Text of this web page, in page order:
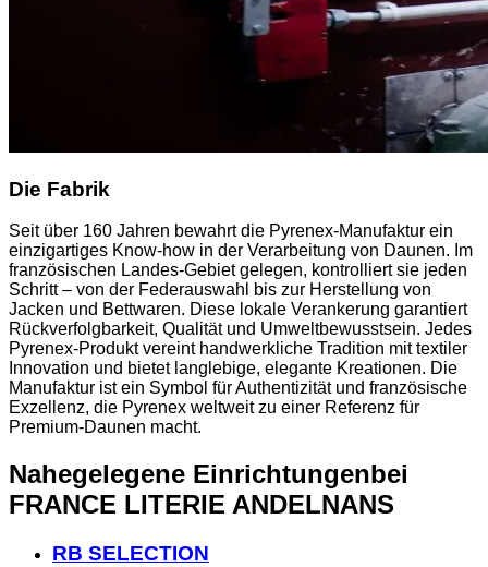
Die Fabrik
Seit über 160 Jahren bewahrt die Pyrenex-Manufaktur ein
einzigartiges Know-how in der Verarbeitung von Daunen. Im
französischen Landes-Gebiet gelegen, kontrolliert sie jeden
Schritt – von der Federauswahl bis zur Herstellung von
Jacken und Bettwaren. Diese lokale Verankerung garantiert
Rückverfolgbarkeit, Qualität und Umweltbewusstsein. Jedes
Pyrenex-Produkt vereint handwerkliche Tradition mit textiler
Innovation und bietet langlebige, elegante Kreationen. Die
Manufaktur ist ein Symbol für Authentizität und französische
Exzellenz, die Pyrenex weltweit zu einer Referenz für
Premium-Daunen macht.
Nahegelegene Einrichtungenbei
FRANCE LITERIE ANDELNANS
RB SELECTION